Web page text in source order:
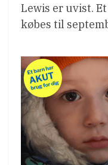
Lewis er uvist.
købes til